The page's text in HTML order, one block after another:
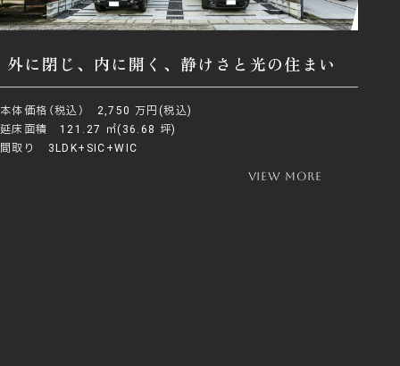
外に閉じ、内に開く、静けさと光の住まい
本体価格（税込） 2,750 万円(税込)
延床面積 121.27 ㎡(36.68 坪)
間取り 3LDK+SIC+WIC
view more